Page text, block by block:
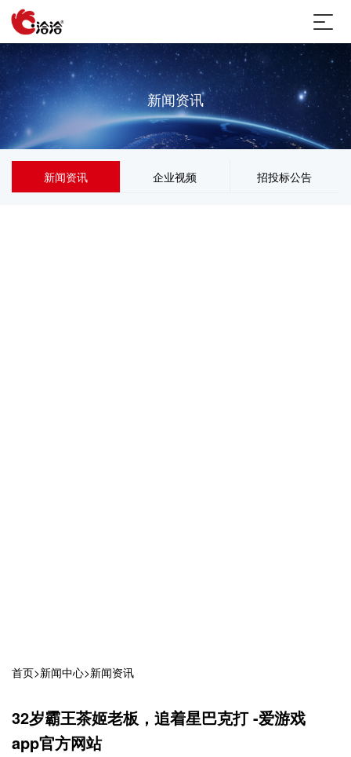
新闻资讯
新闻资讯 企业视频 招投标公告
首页>新闻中心>新闻资讯
32岁霸王茶姬老板，追着星巴克打 -爱游戏
app官方网站